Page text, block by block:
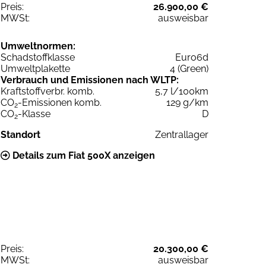
Preis:
26.900,00 €
MWSt:
ausweisbar
Umweltnormen:
Schadstoffklasse
Euro6d
Umweltplakette
4 (Green)
Verbrauch und Emissionen nach WLTP:
Kraftstoffverbr. komb.
5,7 l/100km
CO2-Emissionen komb.
129 g/km
CO2-Klasse
D
Standort
Zentrallager
Details zum Fiat 500X anzeigen
Preis:
20.300,00 €
MWSt:
ausweisbar